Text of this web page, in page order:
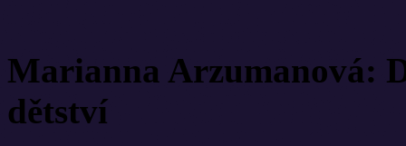
Marianna Arzumanová:
dětství